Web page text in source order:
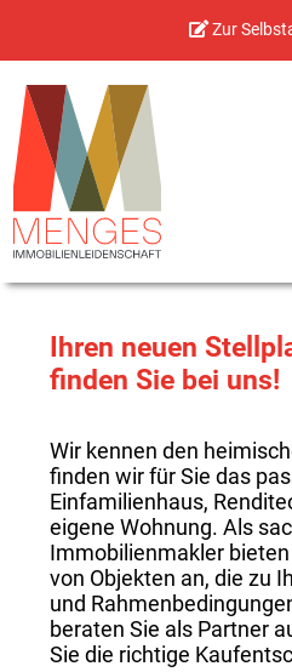
Zur
Ihren neuen
finden Sie bei uns!
Wir kennen den
finden wir für Sie das
Einfamilienhaus,
eigene Wohnung. Als
Immobilienmakler
von Objekten an, die zu
und
beraten Sie als Partner
Sie die richtige